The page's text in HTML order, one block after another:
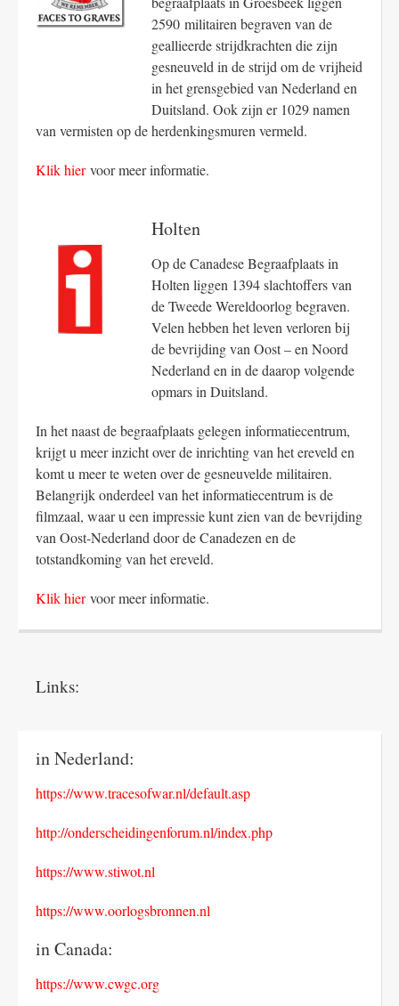
2590 militairen begraven van de
geallieerde strijdkrachten die zijn
gesneuveld in de strijd om de vrijheid
in het grensgebied van Nederland en
Duitsland. Ook zijn er 1029 namen
van vermisten op de herdenkingsmuren vermeld.
Klik hiervoor meer informatie.
Holten
Op de Canadese Begraafplaats in
Holten liggen 1394 slachtoffers van
de Tweede Wereldoorlog begraven.
Velen hebben het leven verloren bij
de bevrijding van Oost – en Noord
Nederland en in de daarop volgende
opmars in Duitsland.
In het naast de begraafplaats gelegen informatiecentrum,
krijgt u meer inzicht over de inrichting van het ereveld en
komt u meer te weten over de gesneuvelde militairen.
Belangrijk onderdeel van het informatiecentrum is de
filmzaal, waar u een impressie kunt zien van de bevrijding
van Oost-Nederland door de Canadezen en de
totstandkoming van het ereveld.
Klik hiervoor meer informatie.
Links:
in Nederland:
https://www.tracesofwar.nl/default.asp
http://onderscheidingenforum.nl/index.php
https://www.stiwot.nl
https://www.oorlogsbronnen.nl
in Canada:
https://www.cwgc.org